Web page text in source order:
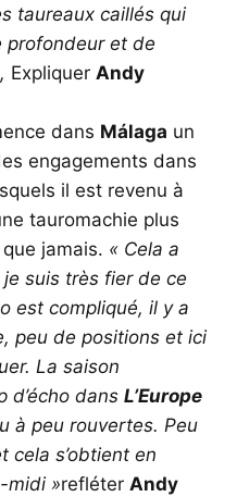
taureaux caillés qui
profondeur et de
Expliquer Andy
dans Málaga un
engagements dans
il est revenu à
tauromachie plus
jamais. « Cela a
suis très fier de ce
est compliqué, il y a
peu de positions et ici
La saison
d’écho dans L’Europe
à peu rouvertes. Peu
cela s’obtient en
midi »refléter Andy